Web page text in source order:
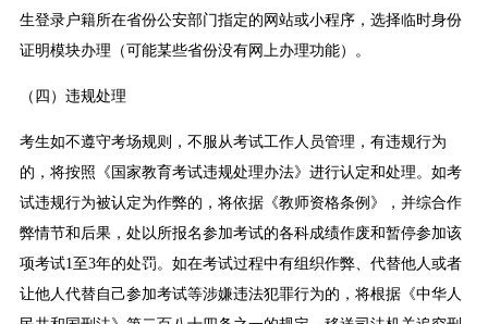
生登录户籍所在省份公安部门指定的网站或小程序，选择临时身份
证明模块办理（可能某些省份没有网上办理功能）。
（四）违规处理
考生如不遵守考场规则，不服从考试工作人员管理，有违规行为
的，将按照《国家教育考试违规处理办法》进行认定和处理。如考
试违规行为被认定为作弊的，将依据《教师资格条例》，并综合作
弊情节和后果，处以所报名参加考试的各科成绩作废和暂停参加该
项考试1至3年的处罚。如在考试过程中有组织作弊、代替他人或者
让他人代替自己参加考试等涉嫌违法犯罪行为的，将根据《中华人